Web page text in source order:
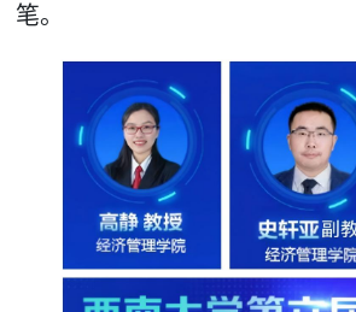
笔。